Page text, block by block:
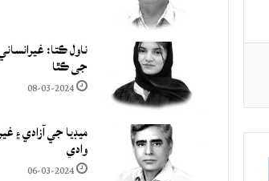
ناول ڪتا:
جي ڪٿا
08-03-2024
ميڊيا جي آزادي ۽
وادي
06-03-2024